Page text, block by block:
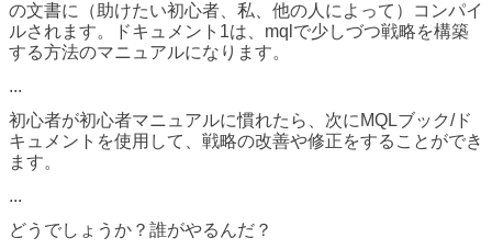
の文書に（助けたい初心者、私、他の人によって）コンパイ
ルされます。ドキュメント1は、mqlで少しづつ戦略を構築
する方法のマニュアルになります。
...
初心者が初心者マニュアルに慣れたら、次にMQLブック/ド
キュメントを使用して、戦略の改善や修正をすることができ
ます。
...
どうでしょうか？誰がやるんだ？